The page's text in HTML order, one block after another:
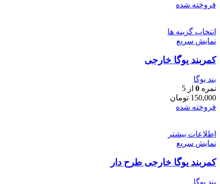
فروخته شده
انتخاب گزینه ها
نمایش سریع
کمربند یوگا خارجی
بند یوگا
نمره 0 از 5
150,000 تومان
فروخته شده
اطلاعات بیشتر
نمایش سریع
کمربند یوگا خارجی طرح دار
بند یوگا